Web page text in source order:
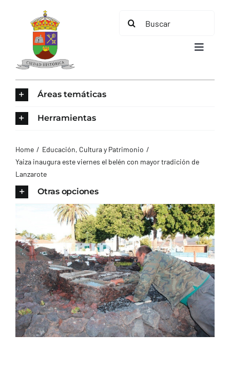
contenido
Buscar:
Toggle
AYUNTAMIENTO
CONTACTO
Áreas temáticas
Herramientas
Home
Educación, Cultura y Patrimonio
Yaiza inaugura este viernes el belén con mayor tradición de
Lanzarote
Otras opciones